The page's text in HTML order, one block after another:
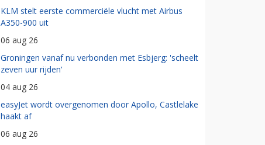
KLM stelt eerste commerciële vlucht met Airbus
A350-900 uit
06 aug 26
Groningen vanaf nu verbonden met Esbjerg: 'scheelt
zeven uur rijden'
04 aug 26
easyJet wordt overgenomen door Apollo, Castlelake
haakt af
06 aug 26